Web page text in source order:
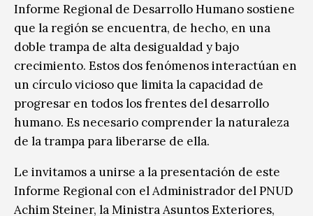
Informe Regional de Desarrollo Humano sostiene
que la región se encuentra, de hecho, en una
doble trampa de alta desigualdad y bajo
crecimiento. Estos dos fenómenos interactúan en
un círculo vicioso que limita la capacidad de
progresar en todos los frentes del desarrollo
humano. Es necesario comprender la naturaleza
de la trampa para liberarse de ella.
Le invitamos a unirse a la presentación de este
Informe Regional con el Administrador del PNUD
Achim Steiner, la Ministra Asuntos Exteriores,